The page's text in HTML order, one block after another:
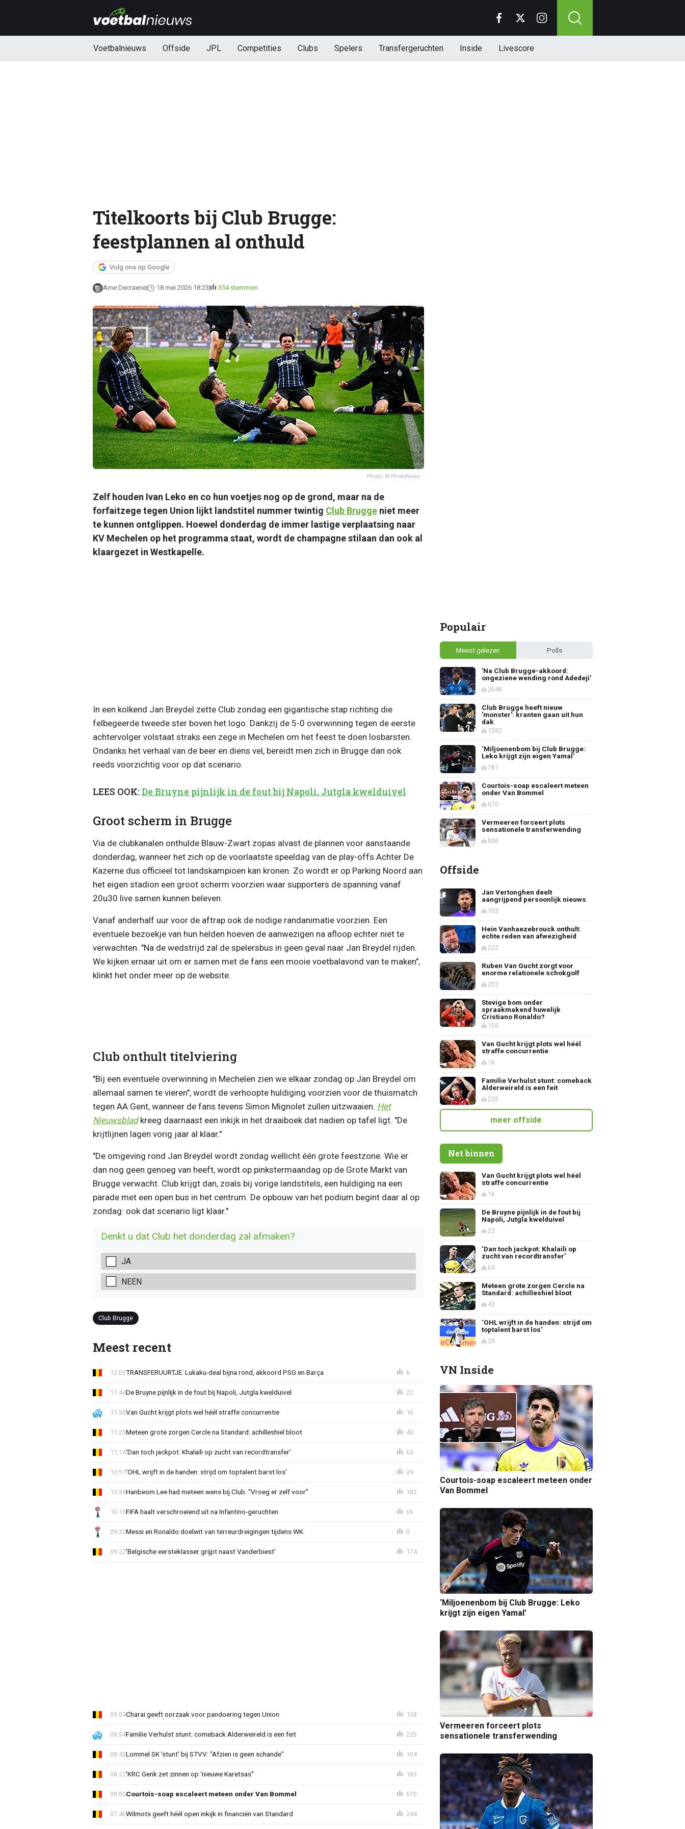
Voetbalnieuws Offside JPL Competities Clubs Spelers Transfergeruchten Inside Livescore
Titelkoorts bij Club Brugge:
feestplannen al onthuld
Volg ons op Google
Arne Decraene 18 mei 2026 18:23 354 stemmen
Photo: © PhotoNews
Zelf houden Ivan Leko en co hun voetjes nog op de grond, maar na de
forfaitzege tegen Union lijkt landstitel nummer twintig Club Bruggeniet meer
te kunnen ontglippen. Hoewel donderdag de immer lastige verplaatsing naar
KV Mechelen op het programma staat, wordt de champagne stilaan dan ook al
klaargezet in Westkapelle.
In een kolkend Jan Breydel zette Club zondag een gigantische stap richting die
felbegeerde tweede ster boven het logo. Dankzij de 5-0 overwinning tegen de eerste
achtervolger volstaat straks een zege in Mechelen om het feest te doen losbarsten.
Ondanks het verhaal van de beer en diens vel, bereidt men zich in Brugge dan ook
reeds voorzichtig voor op dat scenario.
LEES OOK:De Bruyne pijnlijk in de fout bij Napoli, Jutgla kwelduivel
Groot scherm in Brugge
Via de clubkanalen onthulde Blauw-Zwart zopas alvast de plannen voor aanstaande
donderdag, wanneer het zich op de voorlaatste speeldag van de play-offs Achter De
Kazerne dus officieel tot landskampioen kan kronen. Zo wordt er op Parking Noord aan
het eigen stadion een groot scherm voorzien waar supporters de spanning vanaf
20u30 live samen kunnen beleven.
Vanaf anderhalf uur voor de aftrap ook de nodige randanimatie voorzien. Een
eventuele bezoekje van hun helden hoeven de aanwezigen na afloop echter niet te
verwachten. "Na de wedstrijd zal de spelersbus in geen geval naar Jan Breydel rijden.
We kijken ernaar uit om er samen met de fans een mooie voetbalavond van te maken",
klinkt het onder meer op de website.
Club onthult titelviering
"Bij een eventuele overwinning in Mechelen zien we elkaar zondag op Jan Breydel om
allemaal samen te vieren", wordt de verhoopte huldiging voorzien voor de thuismatch
tegen AA Gent, wanneer de fans tevens Simon Mignolet zullen uitzwaaien. Het
Nieuwsbladkreeg daarnaast een inkijk in het draaiboek dat nadien op tafel ligt. "De
krijtlijnen lagen vorig jaar al klaar."
"De omgeving rond Jan Breydel wordt zondag wellicht één grote feestzone. Wie er
dan nog geen genoeg van heeft, wordt op pinkstermaandag op de Grote Markt van
Brugge verwacht. Club krijgt dan, zoals bij vorige landstitels, een huldiging na een
parade met een open bus in het centrum. De opbouw van het podium begint daar al op
zondag: ook dat scenario ligt klaar."
Denkt u dat Club het donderdag zal afmaken?
JA
NEEN
Club Brugge
Meest recent
TRANSFERUURTJE: Lukaku-deal bijna rond, akkoord PSG en Barça
12:00 6
De Bruyne pijnlijk in de fout bij Napoli, Jutgla kwelduivel
11:44 22
Van Gucht krijgt plots wel héél straffe concurrentie
11:36 16
Meteen grote zorgen Cercle na Standard: achilleshiel bloot
11:25 43
‘Dan toch jackpot: Khalaili op zucht van recordtransfer’
11:14 63
‘OHL wrijft in de handen: strijd om toptalent barst los’
10:51 29
Hanbeom Lee had meteen wens bij Club: “Vroeg er zelf voor”
10:36 182
FIFA haalt verschroeiend uit na Infantino-geruchten
10:15 66
Messi en Ronaldo doelwit van terreurdreigingen tijdens WK
09:32 0
'Belgische eersteklasser grijpt naast Vanderbiest'
09:22 174
Charai geeft oorzaak voor pandoering tegen Union
09:04 138
Familie Verhulst stunt: comeback Alderweireld is een feit
08:54 225
Lommel SK 'stunt' bij STVV: "Afzien is geen schande"
08:43 104
'KRC Genk zet zinnen op ‘nieuwe Karetsas''
08:22 183
Courtois-soap escaleert meteen onder Van Bommel
08:00 670
Wilmots geeft héél open inkijk in financiën van Standard
07:46 244
Populair
Meest gelezen Polls
'Na Club Brugge-akkoord:
ongeziene wending rond Adedeji'
2048
Club Brugge heeft nieuw
'monster': kranten gaan uit hun
dak
1392
‘Miljoenenbom bij Club Brugge:
Leko krijgt zijn eigen Yamal’
781
Courtois-soap escaleert meteen
onder Van Bommel
670
Vermeeren forceert plots
sensationele transferwending
506
Offside
Jan Vertonghen deelt
aangrijpend persoonlijk nieuws
103
Hein Vanhaezebrouck onthult:
echte reden van afwezigheid
222
Ruben Van Gucht zorgt voor
enorme relationele schokgolf
202
Stevige bom onder
spraakmakend huwelijk
Cristiano Ronaldo?
150
Van Gucht krijgt plots wel héél
straffe concurrentie
16
Familie Verhulst stunt: comeback
Alderweireld is een feit
225
meer offside
Net binnen
Van Gucht krijgt plots wel héél
straffe concurrentie
16
De Bruyne pijnlijk in de fout bij
Napoli, Jutgla kwelduivel
22
‘Dan toch jackpot: Khalaili op
zucht van recordtransfer’
63
Meteen grote zorgen Cercle na
Standard: achilleshiel bloot
43
‘OHL wrijft in de handen: strijd om
toptalent barst los’
29
VN Inside
Courtois-soap escaleert meteen onder
Van Bommel
‘Miljoenenbom bij Club Brugge: Leko
krijgt zijn eigen Yamal’
Vermeeren forceert plots
sensationele transferwending